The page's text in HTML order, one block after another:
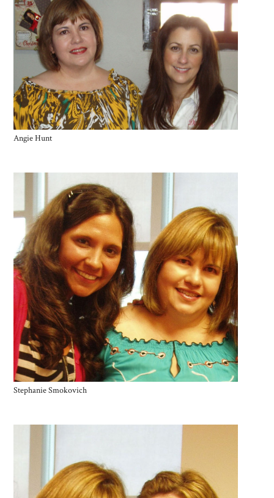
Angie Hunt
Stephanie Smokovich